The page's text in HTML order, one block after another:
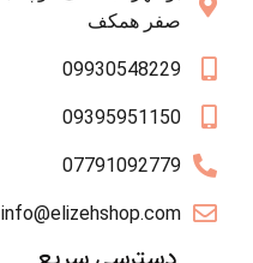
صفر همکف
09930548229
09395951150
07791092779
info@elizehshop.com